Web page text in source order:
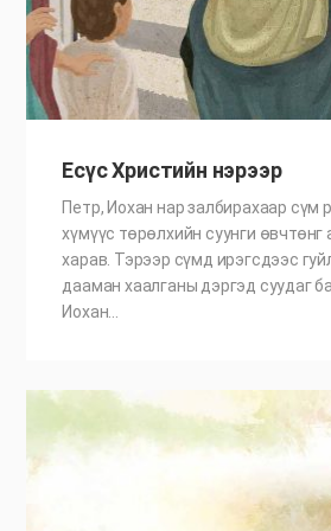
Есүс Христийн нэрээр
Петр, Иохан нар залбирахаар сүм
хүмүүс төрөлхийн суунги өвчтөнг
харав. Тэрээр сүмд ирэгсдээс
дааман хаалганы дэргэд суудаг
Иохан…